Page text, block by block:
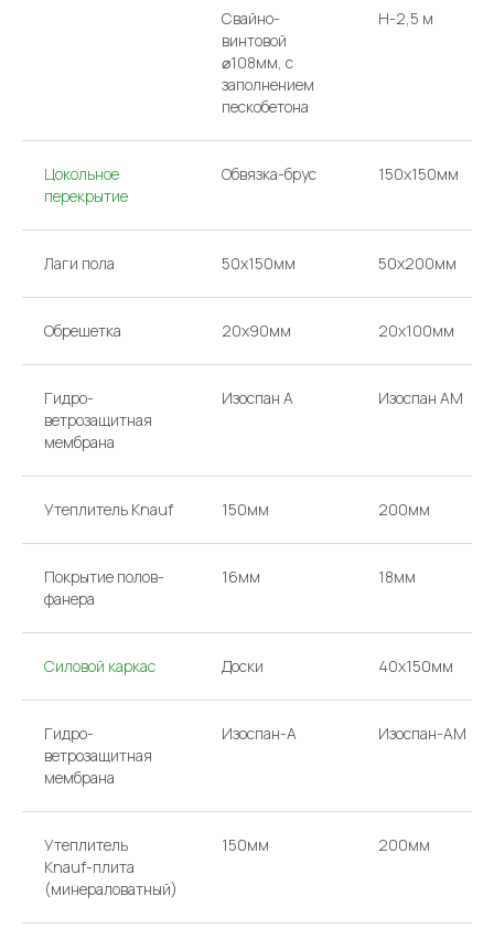
Свайно-
винтовой
⌀108мм, с
заполнением
пескобетона
H-2,5 м
Цокольное
перекрытие
Обвязка-брус 150x150мм
Лаги пола 50х150мм 50х200мм
Обрешетка 20х90мм 20х100мм
Гидро-
ветрозащитная
мембрана
Изоспан А Изоспан AM
Утеплитель Knauf 150мм 200мм
Покрытие полов-
фанера
16мм 18мм
Силовой каркас Доски 40х150мм
Гидро-
ветрозащитная
мембрана
Изоспан-A Изоспан-AM
Утеплитель
Knauf-плита
(минераловатный)
150мм 200мм